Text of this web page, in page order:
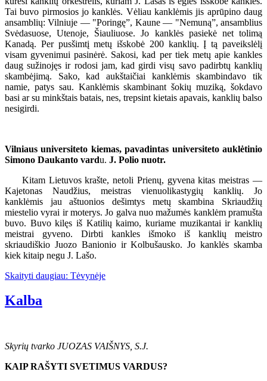
Tai buvo pirmosios jo kanklės. Vėliau kanklėmis jis aprūpino daug
ansamblių: Vilniuje — "Poringę”, Kaune — "Nemuną”, ansamblius
Svėdasuose, Utenoje, Šiauliuose. Jo kanklės pasiekė net tolimą
Kanadą. Per pusšimtį metų išskobė 200 kanklių. Į tą paveikslėlį
visam gyvenimui pasinėrė. Sakosi, kad per tiek metų apie kankles
daug sužinojęs ir rodosi jam, kad girdi visų savo padirbtų kanklių
skambėjimą. Sako, kad aukštaičiai kanklėmis skambindavo tik
namie, patys sau. Kanklėmis skambinant šokių muziką, šokdavo
basi ar su minkštais batais, nes, trepsint kietais apavais, kanklių balso
nesigirdi.
Vilniaus universiteto kiemas, pavadintas universiteto auklėtinio
Simono Daukanto vardu. J. Polio nuotr.
Kitam Lietuvos krašte, netoli Prienų, gyvena kitas meistras —
Kajetonas Naudžius, meistras vienuolikastygių kanklių. Jo
kanklėmis jau aštuonios dešimtys metų skambina Skriaudžių
miestelio vyrai ir moterys. Jo galva nuo mažumės kanklėm pramušta
buvo. Buvo kilęs iš Katilių kaimo, kuriame muzikantai ir kanklių
meistrai gyveno. Dirbti kankles išmoko iš kanklių meistro
skriaudiškio Juozo Banionio ir Kolbušausko. Jo kanklės skamba
kiek kitaip negu J. Lašo.
Skaityti daugiau: Tėvynėje
Kalba
Skyrių tvarko JUOZAS VAIŠNYS, S.J.
KAIP RAŠYTI SVETIMUS VARDUS?